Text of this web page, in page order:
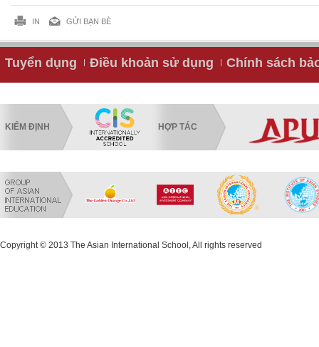
IN GỬI BẠN BÈ
Tuyển dụng Điều khoản sử dụng Chính sách
KIỂM ĐỊNH HỢP TÁC
Copyright © 2013 The Asian International School, All rights reserved